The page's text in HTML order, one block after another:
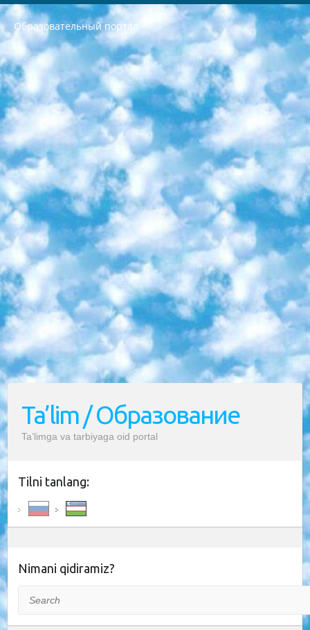
Образовательный портал
РЕСПУБЛИКА УЗБЕКИСТАН МИНИСТРЕРСТВО ДОШКОЛЬНОГО И ШКОЛЬНОГО ОБРАЗОВАНИЯ КОМАНДА в общеобразовательных учреждениях в 2023-2024 учебном году организация и проведение итоговой государственной аттестации обучающихся о Министра дошкольного и школьного образования Республики Узбекистан от 4 марта 2008 года (постановлением Минюста от 20 марта 2008 года № 1778 государственной регистрации) «Итоговое состояние учащихся общего среднего образования на основании положения об утверждении положения об аттестации общего среднего образования выпускной экзамен студентов в образовательных учреждениях в 2023-2024 учебном году В целях организации и прохождения аттестации приказываю: 1. Следующее: перечень предметов, по которым будет проводиться итоговая государственная аттестация и экзамен формы перевода согласно приложению 1; сертификаты международного образца, оценивающие уровень владения иностранными языками перечень согласно приложению 2; 2. Педагогический при специализированных образовательных учреждениях. научно-практический центр квалификации и международной оценки (Д.Давидова) 2024 г. До 25 марта: задания по предметам, по которым будет проводиться итоговая аттестация разработка и утверждение технических условий; итоговая аттестация на основании разработанного предметного задания разработка вопросов по предметам (устно и письменно), экзамен передача; общеобразовательные средние школы и специальные учебные заведения учащиеся выпускных классов школ и интернатов в агентской системе подготовка базы данных экзаменационных материалов и критериев оценки; перевод базы экзаменационных материалов на все языки обучения подать в Республиканский образовательный центр для изготовления; варианты экзаменов на основе разработанных контрольных материалов пусть будут поставлены задачи формирования. 3. Республиканский образовательный центр (Ш.Худайкулов) до 5 апреля 2024 года. до: база данных предоставленных экзаменационных материалов на все языки обучения перевод и экспертиза; для слепых, слабовидящих, глухих, слабослышащих и умственно отсталых детей учащиеся выпускных классов специализированных школ и школ-интернатов база данных экзаменационных материалов на всех преподаваемых языках подготовка критериев оценки; специализированные школы для умственно отсталых детей и технологии для учащихся выпускных классов школ-интернатов разработка соответствующих рекомендаций и критериев проведения ЕГЭ по естествознанию давать задания. 4. Педагогический при специализированных образовательных учреждениях. Научно-практический центр навыков и международной оценки (Д.Давидова), Республика образовательный центр (Худайкулов Ш.) итоговый государственный аттестационный экзамен ориентирован на творческое и логическое мышление при подготовке базы материалов учитывать введение заданий. 5. Следует отметить, что: сертификат государственного образца о знании общеобразовательного предмета и как минимум национальный уровень B1 по предметам на иностранных языках, указанным в Приложении 2. или международно признанный сертификат эквивалентного уровня студенты, изучающие определенный предмет, освобождаются от экзамена; по соответствующим предметам запланирована итоговая государственная аттестация за день до дня, путем жеребьевки Рабочей группой (в письменной форме по предметам, проводимым в форме) из числа сформированных вариантов выбрано 2 варианта; 2 выбранных варианта экзамена анонсированы на официальном сайте министерства и все выпускники по всей стране на основе этих вариантов проводит итоговую государственную аттестацию. 6. Государственное образование учащихся средних общеобразовательных учреждений. знания в соответствии с квалификационными требованиями, которые необходимо приобрести на основании стандартов итоговый (выпускной) контроль для 9 и 11 классов в целях тестирования Экзамены (далее – экзамены) состоят из предметов, перечисленных в приложении 1. будет сделано. 7. Экзамены пройдут с 26 мая по 15 июня 2024 г. (кроме науки физического воспитания). 8. Физическая для учащихся 9 классов общесредних образовательных учреждений. Экзамены по предмету «Образование, квалификация медицина» 1-6 мая 2024 года. сотрудники перевести под присмотр (с отклонениями в физическом или умственном развитии) специализированная школа для детей, школы-интернаты и со сколиозом школы-интернаты санаторного типа для больных детей исключены). 9. Он был слепым, слабовидящим и имел нарушения опорно-двигательного аппарата. экзамены в специализированных школах и интернатах для детей должны проводиться исходя из требований, предъявляемых к общеобразовательным учреждениям (физкультура кроме науки). 10. Специализированная школа для глухих и слабослышащих детей. и экзамены в интернатах и быть реализован в виде письменного теста по математике. 11. Специальность для умственно отсталых детей. Для 9 класса Родной язык и литературное письмо Государственный язык (язык обучения – узбекский). для неклассов) написано Математическое письмо Письменная/устная история Узбекистана Физическое воспитание практично Итоговый контроль Для 11 класса Написание родного языка и литературы (эссе) Математическое письмо Узбекский язык (обучение на узбекском языке) не посещающее общее среднее образование для учреждений)/Образовательное учреждение выбор письменный и устный Иностранный язык письменный/устный Письменная/устная история Узбекистана *По выбору студента:  Химия  Физика  Основы государственного права  География 10 бесплатных образовательных ресурсов - Мы составили подборку онлайн-проектов с интерактивными упражнениями, видеолекциями и статьями. Они помогут вам обрести новые и освежить старые знания бесплатно. 1. «ИНТУИТ» Старейшая образовательная площадка Рунета. Здесь вы найдёте сотни текстовых и видеокурсов на десятки различных тем — от программирования до психологии. Многие курсы подготовлены российскими университетами и крупными международными компаниями вроде Intel и Microsoft. Самостоятельное обучение бесплатное, но желающие могут оплатить услуги персональных наставников. 2. «Смартия» знакомит с актуальными профессиями и подсказывает, как им обучаться. Выбрав заинтересовавшую вас специальность — SMM-специалист, фотограф, веб-дизайнер или другую, — увидите список необходимых для неё умений. Чтобы вы могли освоить их самостоятельно, для каждого умения площадка отображает подборку ссылок на учебные материалы. Хотя «Смартия» ориентируется на русскоязычную аудиторию, часть контента всё же доступна только на английском. 3. «Лекторий Физтеха» Проект Московского физико-технического института (Физтеха). С его помощью вы можете смотреть онлайн серии лекций, записанные на видео в этом вузе. В числе доступных предметов — физика, биология, химия, информационные технологии и другие. К некоторым лекциям администрация ресурса прилагает готовые конспекты, которые можно скачивать в PDF-формате. 4. ITMOcourses Онлайн-площадка Санкт-Петербургского национального исследовательского университета информационных технологий, механики и оптики (ИТМО). Ресурс предоставляет свободный доступ к курсам, разработанным в этом вузе. Каталог материалов разбит на четыре категории: «Оптические системы и технологии», «Приборостроение и робототехника», «Информационные технологии» и «Биотехнологии». Курсы состоят из видеолекций, интерактивных демонстраций и заданий. 5. «КиберЛенинка» Электронная научная библиотека открытого доступа. Каталог площадки регулярно обрастает текстами статей из различных научных изданий. Сгруппированные по журналам и рубрикам публикации можно читать онлайн или скачивать целиком в PDF-формате. Проект нацелен на популяризацию науки за счёт открытого доступа к качественной информации. 6. «ПостНаука» На этом ресурсе публикуют подборки видеолекций, составленные экспертами из разных отраслей и объединённые общими темами. Среди них, к примеру, есть серии «Биоинформатика и геномика», «Культура средневековой Скандинавии» и Cinema Studies о теории кино. Каждая подборка лекций — логически связанная история, рассказанная экспертом от первого лица. Кроме того, на сайте появляются научно-образовательные статьи и тесты на разные темы. 7. «Newочём» Команда проекта «Newочём» отбирает самые интересные тексты из англоязычных СМИ и переводит те из них, за которые голосуют участники сообщества «ВКонтакте». По большей части это научно-популярные статьи. Редакторы придумывают лишь заголовки, в остальном содержание переводов соответствует оригиналам. Полные тексты можно читать прямо в социальной сети. 8. InternetUrok Онлайн-база материалов по основным дисциплинам школьной программы. Информация на сайте структурирована по классам, предметам и темам (урокам). Каждый урок состоит из видеолекций и конспектов. Есть также интерактивные тренажёры и тесты для закрепления пройденного материала. Даже если вы давно окончили школу, возможность повторить программу старших классов всегда может пригодиться. 9. Edutainme Ещё один ресурс об образовании. В отличие от Newtonew, как мне кажется, Edutainme больше ориентируется на представителей индустрии: педагогов, предпринимателей, разработчиков образовательных проектов. Но и любой, кто просто стремится к саморазвитию, найдёт на сайте много полезного и интересного для себя. Например, информацию о новых курсах и образовательных сервисах. 10. Newtonew Онлайн-медиа об образовании и обучении в широком смысле. Авторы Newtonew пишут об инструментах, заведениях, тактиках и стратегиях, которые помогают учить других и получать новые знания самостоятельно. На этой площадке вы найдёте новости, обзоры, аналитические мат
Ta’lim / Образование
Ta’limga va tarbiyaga oid portal
Tilni tanlang:
Nimani qidiramiz?